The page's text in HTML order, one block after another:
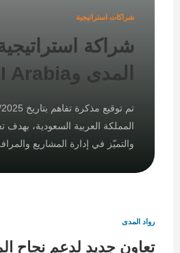
شراكات استراتيجية
شراكة
المدى وBVGI Arabia
المملكة العربية السعودية، بهدف
والتميّز في إدارة المشاريع
رواد المدى
تعاون جديد لدعم نجاح